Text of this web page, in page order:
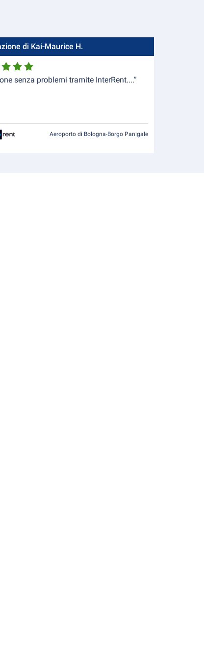
di Kai-Maurice H.
senza problemi tramite InterRent....”
Aeroporto di Bologna-Borgo Panigale